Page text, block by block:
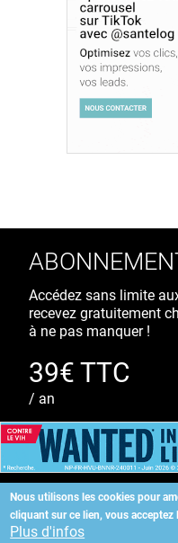
Nous utilisons les cookies pour
cliquant sur ce lien, vous
Plus d'infos
Accédez sans limite
recevez gratuitement
à ne pas manquer !
39€ TTC
/ an
S'ABONNER
Copyright©